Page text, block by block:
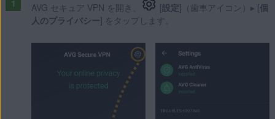
AVG セキュア VPN を開き、 [設定]（歯車アイコン）▸ [個
人のプライバシー] をタップします。